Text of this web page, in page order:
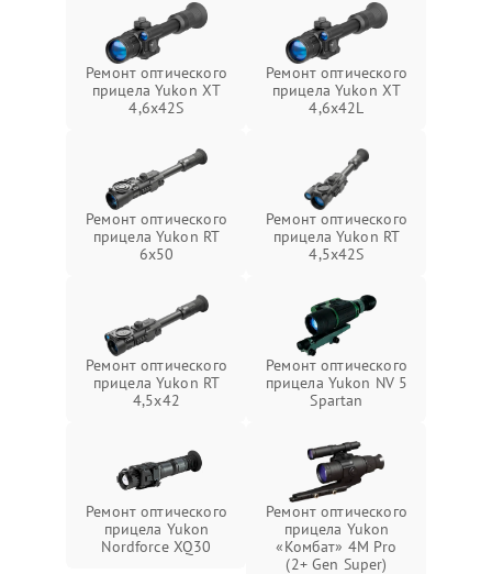
Ремонт оптического
прицела Yukon XT
4,6x42S
Ремонт оптического
прицела Yukon XT
4,6x42L
Ремонт оптического
прицела Yukon RT
6x50
Ремонт оптического
прицела Yukon RT
4,5х42S
Ремонт оптического
прицела Yukon RT
4,5х42
Ремонт оптического
прицела Yukon NV 5
Spartan
Ремонт оптического
прицела Yukon
Nordforce XQ30
Ремонт оптического
прицела Yukon
«Комбат» 4M Pro
(2+ Gen Super)